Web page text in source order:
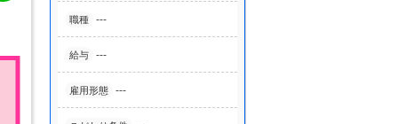
職種 ---
給与 ---
雇用形態 ---